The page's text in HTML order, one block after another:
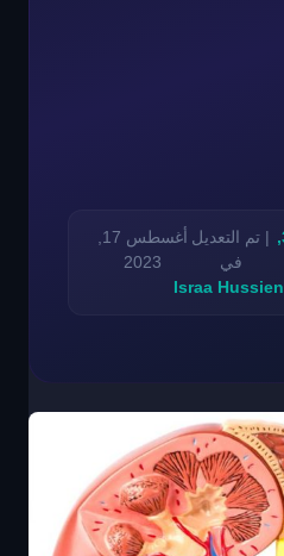
مارس 30,
| تم التعديل
في
أغسطس 17,
2023
Israa Hussien